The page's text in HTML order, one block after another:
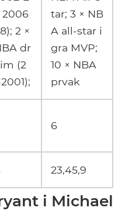
2006
2 ×
dr
(2
tar; 3 × NB
A all-star i
gra MVP;
10 × NBA
prvak
6
23,45,9
i Michael